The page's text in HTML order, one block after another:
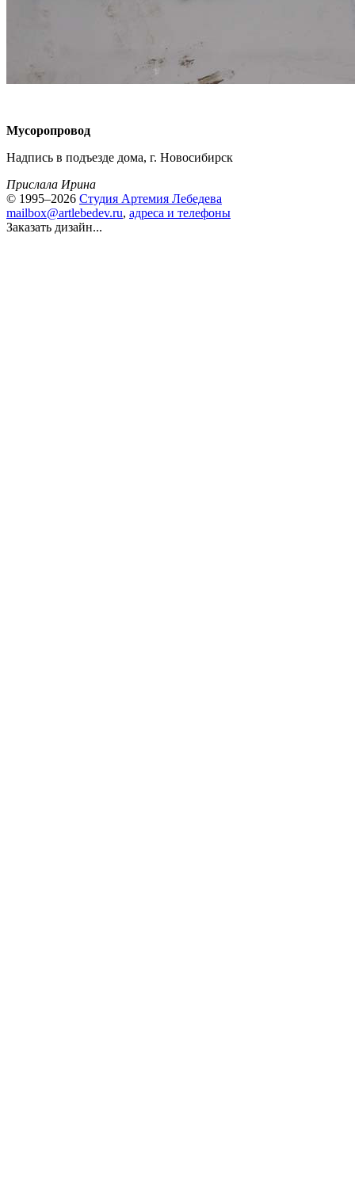
Мусоропровод
Надпись в подъезде дома, г. Новосибирск
Прислала Ирина
© 1995–2026 Студия Артемия Лебедева
mailbox@artlebedev.ru, адреса и телефоны
Заказать дизайн...